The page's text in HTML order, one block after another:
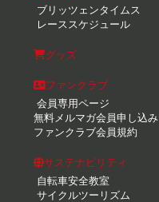
ブリッツェンタイムス
レーススケジュール
グッズ
ファンクラブ
会員専用ページ
無料メルマガ会員申し込み
ファンクラブ会員規約
サステナビリティ
自転車安全教室
サイクルツーリズム